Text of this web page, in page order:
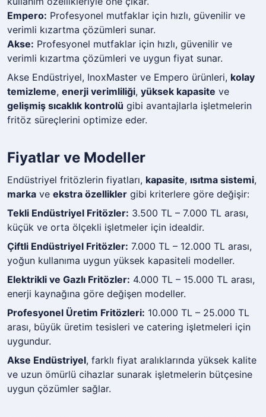
Empero: Profesyonel mutfaklar için hızlı, güvenilir ve
verimli kızartma çözümleri sunar.
Akse: Profesyonel mutfaklar için hızlı, güvenilir ve
verimli kızartma çözümleri ve uygun fiyat sunar.
Akse Endüstriyel, InoxMaster ve Empero ürünleri, kolay
temizleme, enerji verimliliği, yüksek kapasite ve
gelişmiş sıcaklık kontrolü gibi avantajlarla işletmelerin
fritöz süreçlerini optimize eder.
Fiyatlar ve Modeller
Endüstriyel fritözlerin fiyatları, kapasite, ısıtma sistemi,
marka ve ekstra özellikler gibi kriterlere göre değişir:
Tekli Endüstriyel Fritözler: 3.500 TL – 7.000 TL arası,
küçük ve orta ölçekli işletmeler için idealdir.
Çiftli Endüstriyel Fritözler: 7.000 TL – 12.000 TL arası,
yoğun kullanıma uygun yüksek kapasiteli modeller.
Elektrikli ve Gazlı Fritözler: 4.000 TL – 15.000 TL arası,
enerji kaynağına göre değişen modeller.
Profesyonel Üretim Fritözleri: 10.000 TL – 25.000 TL
arası, büyük üretim tesisleri ve catering işletmeleri için
uygundur.
Akse Endüstriyel, farklı fiyat aralıklarında yüksek kalite
ve uzun ömürlü cihazlar sunarak işletmelerin bütçesine
uygun çözümler sağlar.